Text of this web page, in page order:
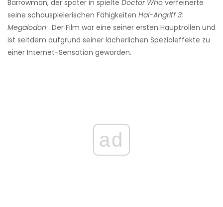
Barrowman, der später in spielte Doctor Who verfeinerte
seine schauspielerischen Fähigkeiten Hai-Angriff 3:
Megalodon . Der Film war eine seiner ersten Hauptrollen und
ist seitdem aufgrund seiner lächerlichen Spezialeffekte zu
einer Internet-Sensation geworden.
ad